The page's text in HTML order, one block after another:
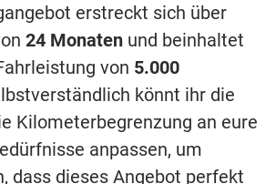
erstreckt sich über
24 Monaten und beinhaltet
von 5.000
könnt ihr die
Kilometerbegrenzung an eure
anpassen, um
dass dieses Angebot perfekt